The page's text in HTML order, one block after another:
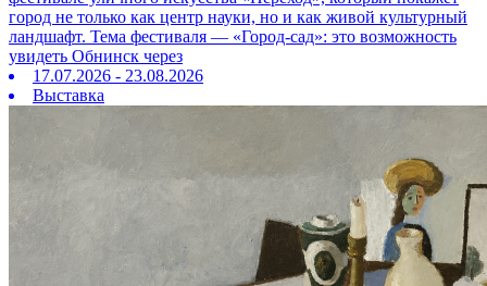
город не только как центр науки, но и как живой культурный
ландшафт. Тема фестиваля — «Город‑сад»: это возможность
увидеть Обнинск через
17.07.2026 - 23.08.2026
Выставка